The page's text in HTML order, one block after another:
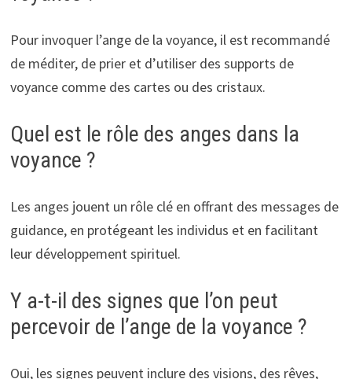
Pour invoquer l’ange de la voyance, il est recommandé
de méditer, de prier et d’utiliser des supports de
voyance comme des cartes ou des cristaux.
Quel est le rôle des anges dans la
voyance ?
Les anges jouent un rôle clé en offrant des messages de
guidance, en protégeant les individus et en facilitant
leur développement spirituel.
Y a-t-il des signes que l’on peut
percevoir de l’ange de la voyance ?
Oui, les signes peuvent inclure des visions, des rêves,